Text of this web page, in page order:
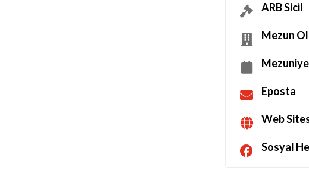
ARB Sicil
Mezun
Eposta
Web
Sosyal